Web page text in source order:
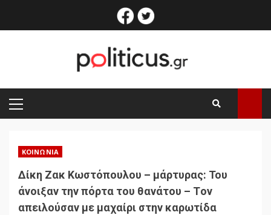
facebook
PRIMARY
MENU
ΚΟΙΝΩΝΊΑ
Δίκη Ζακ Κωστόπουλου – μάρτυρας: Του
άνοιξαν την πόρτα του θανάτου – Tον
απειλούσαν με μαχαίρι στην καρωτίδα